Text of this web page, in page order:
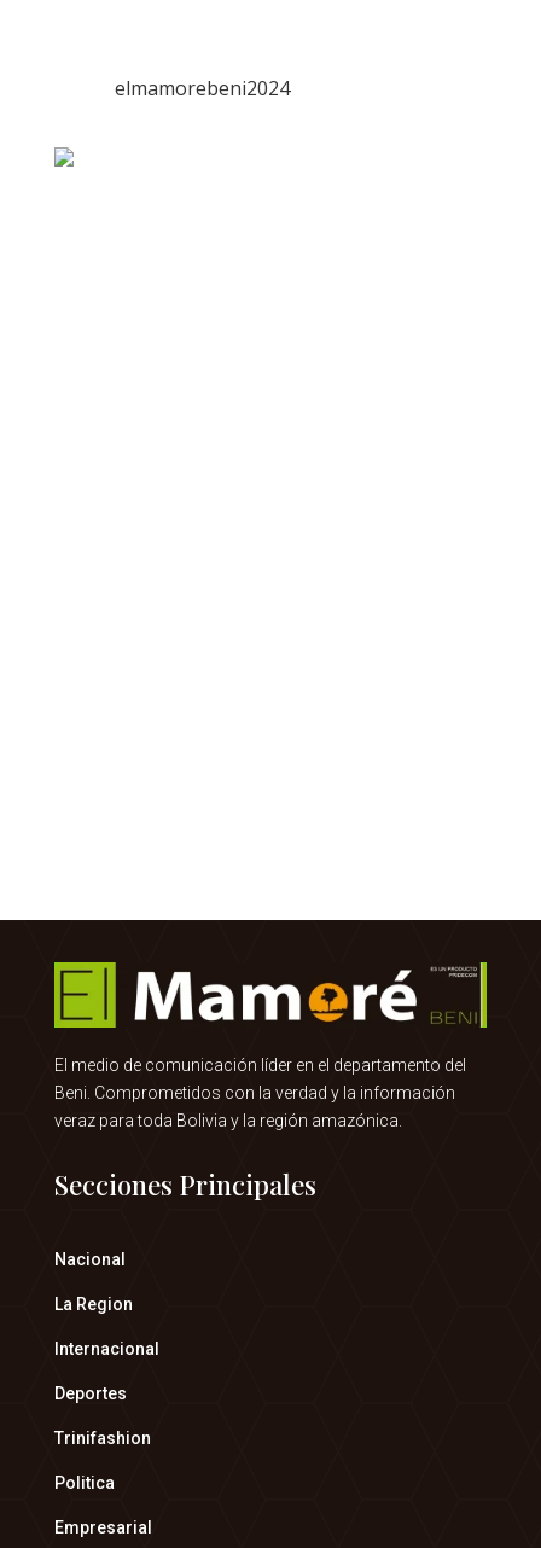
elmamorebeni2024
El medio de comunicación líder en el departamento del
Beni. Comprometidos con la verdad y la información
veraz para toda Bolivia y la región amazónica.
Secciones Principales
Nacional
La Region
Internacional
Deportes
Trinifashion
Politica
Empresarial